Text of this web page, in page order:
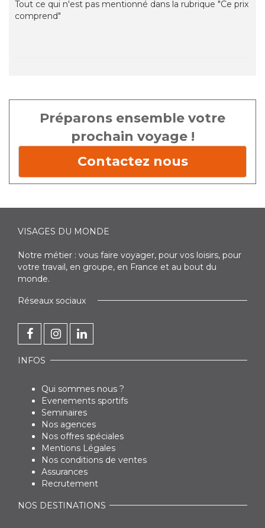
Tout ce qui n'est pas mentionné dans la rubrique "Ce prix
comprend"
Préparons ensemble votre
prochain voyage !
Contactez nous
VISAGES DU MONDE
Notre métier : vous faire voyager, pour vos loisirs, pour
votre travail, en groupe, en France et au bout du
monde.
Réseaux sociaux
INFOS
Qui sommes nous ?
Evenements sportifs
Seminaires
Nos agences
Nos offres spéciales
Mentions Légales
Nos conditions de ventes
Assurances
Recrutement
NOS DESTINATIONS